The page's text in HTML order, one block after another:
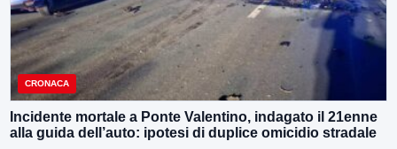
CRONACA
Incidente mortale a Ponte Valentino, indagato il 21enne
alla guida dell’auto: ipotesi di duplice omicidio stradale